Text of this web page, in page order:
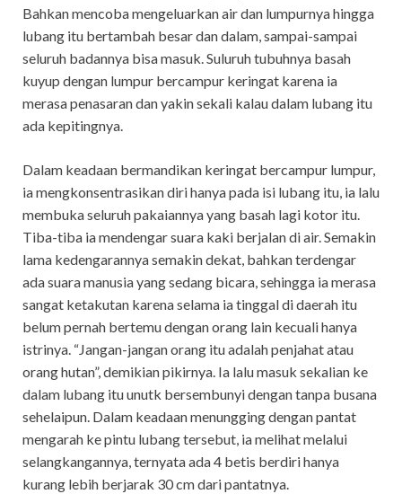
Bahkan mencoba mengeluarkan air dan lumpurnya hingga
lubang itu bertambah besar dan dalam, sampai-sampai
seluruh badannya bisa masuk. Suluruh tubuhnya basah
kuyup dengan lumpur bercampur keringat karena ia
merasa penasaran dan yakin sekali kalau dalam lubang itu
ada kepitingnya.
Dalam keadaan bermandikan keringat bercampur lumpur,
ia mengkonsentrasikan diri hanya pada isi lubang itu, ia lalu
membuka seluruh pakaiannya yang basah lagi kotor itu.
Tiba-tiba ia mendengar suara kaki berjalan di air. Semakin
lama kedengarannya semakin dekat, bahkan terdengar
ada suara manusia yang sedang bicara, sehingga ia merasa
sangat ketakutan karena selama ia tinggal di daerah itu
belum pernah bertemu dengan orang lain kecuali hanya
istrinya. “Jangan-jangan orang itu adalah penjahat atau
orang hutan”, demikian pikirnya. Ia lalu masuk sekalian ke
dalam lubang itu unutk bersembunyi dengan tanpa busana
sehelaipun. Dalam keadaan menungging dengan pantat
mengarah ke pintu lubang tersebut, ia melihat melalui
selangkangannya, ternyata ada 4 betis berdiri hanya
kurang lebih berjarak 30 cm dari pantatnya.